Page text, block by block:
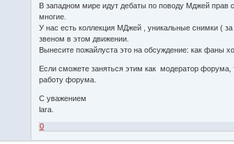
В западном мире идут дебаты по поводу Мджей прав
многие.
У нас есть коллекция МДжей , уникальные снимки (
звеном в этом движении.
Вынесите пожайлуста это на обсуждение: как фаны
Если сможете заняться этим как модератор форума,
работу форума.
С уважением
lara.
0